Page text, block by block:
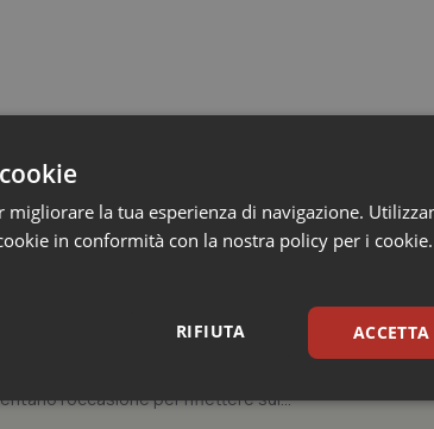
capire la ricerca per
come Istituto di ricovero e cura a
l'occasione per riflettere sul...
la tua esperienza di navigazione.
in conformità con la nostra policy per i cookie.
RIFIUTA
Statistici